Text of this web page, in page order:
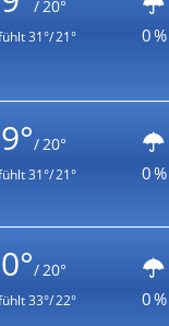
/ 20°
31°/ 21° 0 %
/ 20°
31°/ 21° 0 %
/ 20°
33°/ 22° 0 %